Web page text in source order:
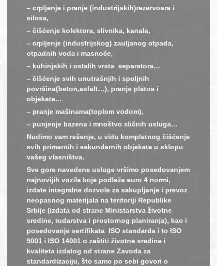
– crpljenje i pranje (industrijskih)rezervoara i
silosa,
– čišćenje kolektora, slivnika, kanala,
– crpljenje (industrijskog) zauljanog otpada,
otpadnih voda i masnoće,
– kuhinjskih i ostalih vrsta separatora…
– čišćenje svih unutrašnjih i spoljnih
površina(beton,asfalt…), pranje platoa i
objekata…
– pranje mašinama(toplom vodom),
– punjenje bazena i mnoštvo sličnih usluga…
Nudimo vam rešenje, u vidu kompletnog čišćenje
svih primarnih i sekundarnih objekata u sklopu
vašeg vlasništva.
Sve gore navedene usluge vršimo posedovanjem
najnovijih vozila koje podleže euro 4 normi,
izdate integralne dozvole za sakupljanje i prevoz
neopasnog materijala na teritoriji Republike
Srbije (izdata od strane Ministarstva životne
sredine, rudarstva i prostornog planiranja), kao i
posedovanje sertifikata ISO standarda i to ISO
9001 i ISO 14001 o zaštiti životne sredine i
kvaliteta izdatog od strane Zavoda za
standardizaciju, što samo po sebi govori o